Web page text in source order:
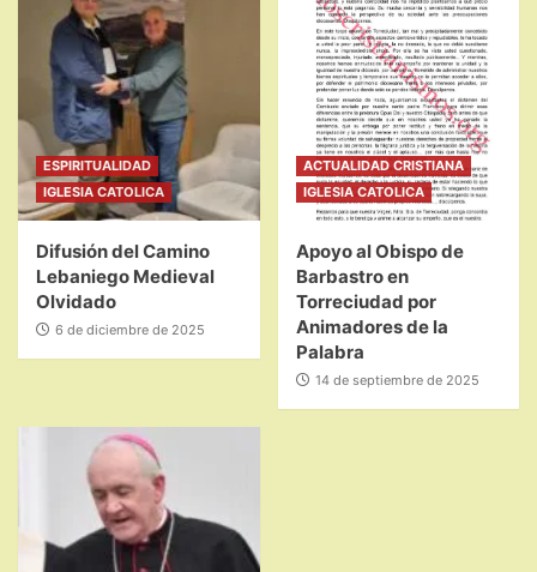
ESPIRITUALIDAD
IGLESIA CATOLICA
Difusión del Camino
Lebaniego Medieval
Olvidado
6 de diciembre de 2025
ACTUALIDAD CRISTIANA
IGLESIA CATOLICA
Apoyo al Obispo de
Barbastro en
Torreciudad por
Animadores de la
Palabra
14 de septiembre de 2025